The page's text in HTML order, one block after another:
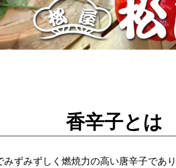
香辛子とは
ずみずしく燃焼力の高い唐辛子であ